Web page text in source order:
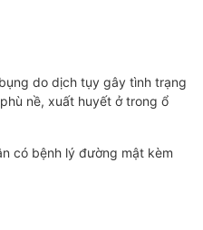
do dịch tụy gây tình trạng
nề, xuất huyết ở trong ổ
có bệnh lý đ­­ường mật kèm